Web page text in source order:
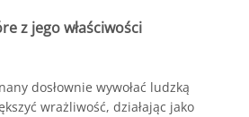
z jego właściwości
dosłownie wywołać ludzką
wrażliwość, działając jako